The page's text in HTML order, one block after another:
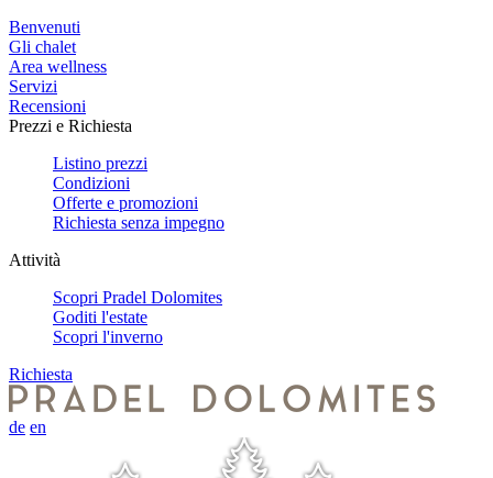
Benvenuti
Gli chalet
Area wellness
Servizi
Recensioni
Prezzi e Richiesta
Listino prezzi
Condizioni
Offerte e promozioni
Richiesta senza impegno
Attività
Scopri Pradel Dolomites
Goditi l'estate
Scopri l'inverno
Richiesta
de en